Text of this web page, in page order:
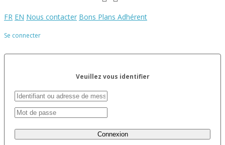
FR EN Nous contacter Bons Plans Adhérent
Se connecter
Veuillez vous identifier